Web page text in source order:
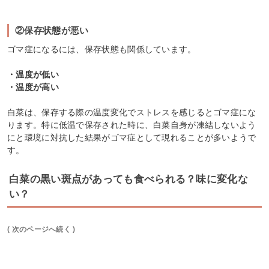
②保存状態が悪い
ゴマ症になるには、保存状態も関係しています。
・温度が低い
・温度が高い
白菜は、保存する際の温度変化でストレスを感じるとゴマ症にな
ります。特に低温で保存された時に、白菜自身が凍結しないよう
にと環境に対抗した結果がゴマ症として現れることが多いようで
す。
白菜の黒い斑点があっても食べられる？味に変化な
い？
( 次のページへ続く )